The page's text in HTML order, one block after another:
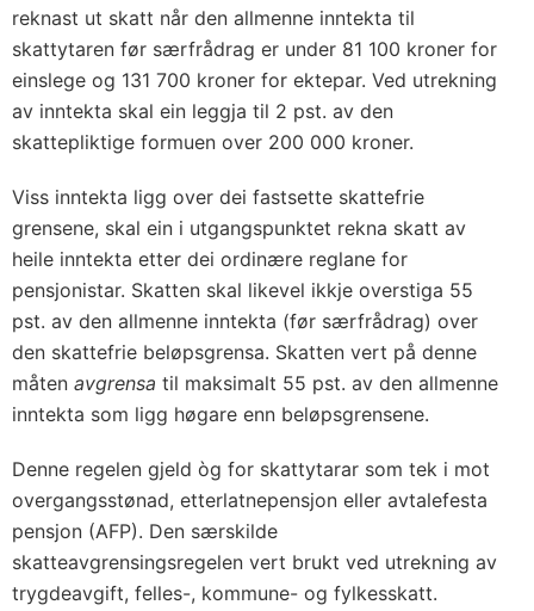
reknast ut skatt når den allmenne inntekta til
skattytaren før særfrådrag er under 81 100 kroner for
einslege og 131 700 kroner for ektepar. Ved utrekning
av inntekta skal ein leggja til 2 pst. av den
skattepliktige formuen over 200 000 kroner.
Viss inntekta ligg over dei fastsette skattefrie
grensene, skal ein i utgangspunktet rekna skatt av
heile inntekta etter dei ordinære reglane for
pensjonistar. Skatten skal likevel ikkje overstiga 55
pst. av den allmenne inntekta (før særfrådrag) over
den skattefrie beløpsgrensa. Skatten vert på denne
måten avgrensa til maksimalt 55 pst. av den allmenne
inntekta som ligg høgare enn beløpsgrensene.
Denne regelen gjeld òg for skattytarar som tek i mot
overgangsstønad, etterlatnepensjon eller avtalefesta
pensjon (AFP). Den særskilde
skatteavgrensingsregelen vert brukt ved utrekning av
trygdeavgift, felles-, kommune- og fylkesskatt.